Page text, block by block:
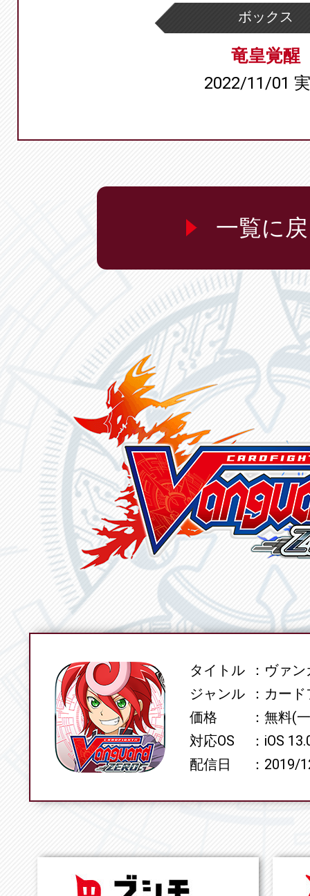
ボックス
竜皇覚醒
2022/11/01
一覧に
SPECタイトル
ヴァン
ジャンル
カード
価格
無料(
対応OS
iOS
配信日
2019/